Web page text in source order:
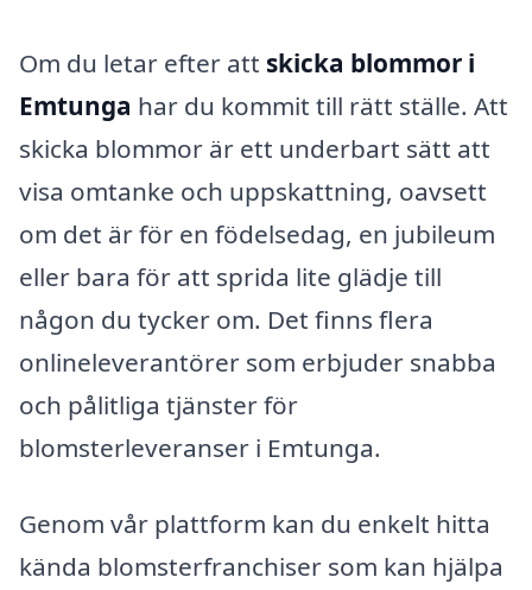
Om du letar efter att skicka blommor i
Emtunga har du kommit till rätt ställe. Att
skicka blommor är ett underbart sätt att
visa omtanke och uppskattning, oavsett
om det är för en födelsedag, en jubileum
eller bara för att sprida lite glädje till
någon du tycker om. Det finns flera
onlineleverantörer som erbjuder snabba
och pålitliga tjänster för
blomsterleveranser i Emtunga.
Genom vår plattform kan du enkelt hitta
kända blomsterfranchiser som kan hjälpa